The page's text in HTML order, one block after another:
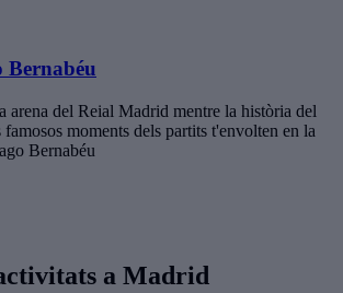
Bernabéu
arena del Reial Madrid mentre la història del
moments dels partits t'envolten en la
Bernabéu
a Madrid